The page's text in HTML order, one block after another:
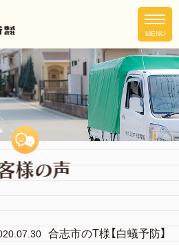
合志市のT様【白蟻予防】